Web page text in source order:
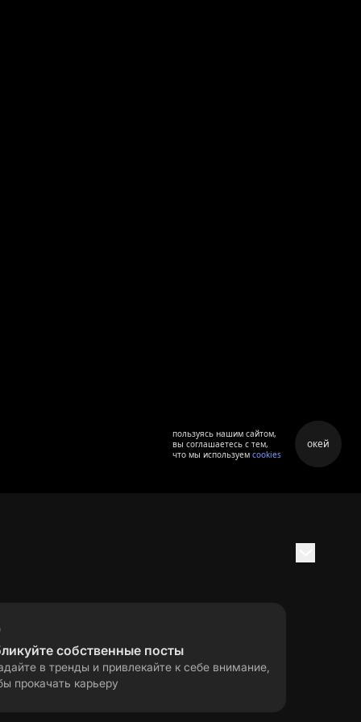
собственные посты
в тренды и привлекайте к себе внимание,
прокачать карьеру
пользуясь нашим сайтом,
вы соглашаетесь с тем,
что мы используем cookies
окей